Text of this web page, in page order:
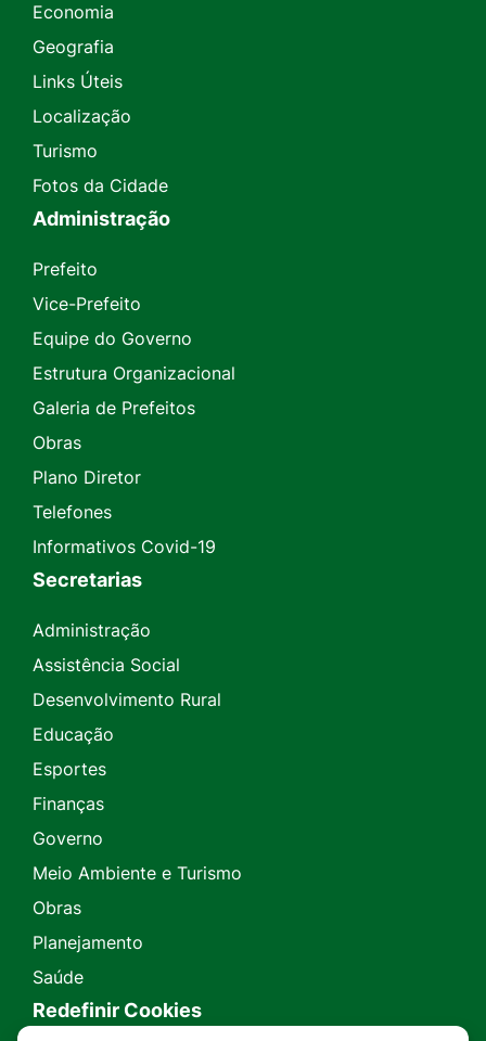
Economia
Geografia
Links Úteis
Localização
Turismo
Fotos da Cidade
Administração
Prefeito
Vice-Prefeito
Equipe do Governo
Estrutura Organizacional
Galeria de Prefeitos
Obras
Plano Diretor
Telefones
Informativos Covid-19
Secretarias
Administração
Assistência Social
Desenvolvimento Rural
Educação
Esportes
Finanças
Governo
Meio Ambiente e Turismo
Obras
Planejamento
Saúde
Redefinir Cookies